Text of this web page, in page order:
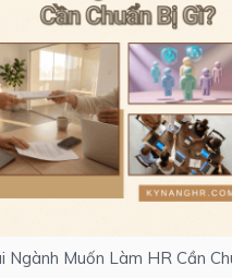
Ngành Muốn Làm HR Cần